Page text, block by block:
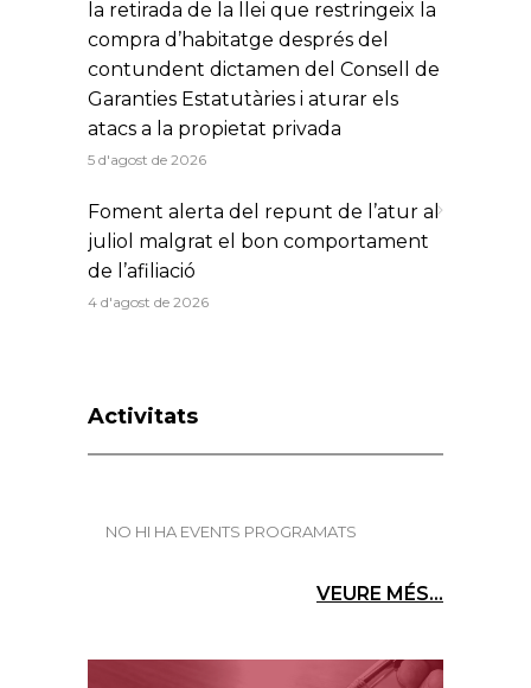
la retirada de la llei que restringeix la
compra d’habitatge després del
contundent dictamen del Consell de
Garanties Estatutàries i aturar els
atacs a la propietat privada
5 d'agost de 2026
Foment alerta del repunt de l’atur al
juliol malgrat el bon comportament
de l’afiliació
4 d'agost de 2026
Activitats
NO HI HA EVENTS PROGRAMATS
VEURE MÉS...